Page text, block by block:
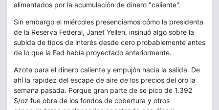
alimentados por la acumulación de dinero "caliente".
Sin embargo el miércoles presenciamos cómo la presidenta
de la Reserva Federal, Janet Yellen, insinuó algo sobre la
subida de tipos de interés desde cero probablemente antes
de lo que la Fed había proyectado anteriormente.
Azote para el dinero caliente y empujón hacia la salida. De
ahí la rapidez del escape de aire de los precios del oro la
semana pasada. Porque gran parte de se pico de 1.392
$/oz fue obra de los fondos de cobertura y otros